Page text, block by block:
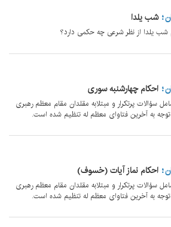
شب یلدا
شب یلدا از نظر شرعی چه حکمی دارد؟
احکام چهارشنبه سوری
سؤالات پرتکرار و مبتلابه مقلدان مقام معظم رهبری
توجه به آخرین فتاوای معظم له تنظیم شده است.
احکام نماز آیات (خسوف)
سؤالات پرتکرار و مبتلابه مقلدان مقام معظم رهبری
توجه به آخرین فتاوای معظم له تنظیم شده است.